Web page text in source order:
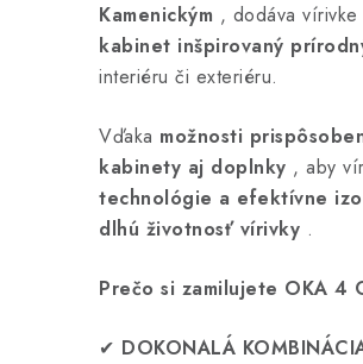
Kamenickým , dodáva
kabinet inšpirovaný
interiéru či exteriéru.
Vďaka možnosti
kabinety aj doplnky , aby
technológie a efektívne
dlhú životnosť vírivky .
Prečo si zamilujete OKA 4
✔ DOKONALÁ